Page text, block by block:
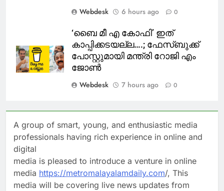
Webdesk
6 hours ago 0
‘ബൈ മീ എ കോഫി’ ഇത്
കാപ്പിക്കടയല്ല….; ഫേസ്ബുക്ക്
പോസ്റ്റുമായി മന്ത്രി റോജി എം
ജോൺ
Webdesk
7 hours ago 0
A group of smart, young, and enthusiastic media
professionals having rich experience in online and
digital
media is pleased to introduce a venture in online
media https://metromalayalamdaily.com/, This
media will be covering live news updates from